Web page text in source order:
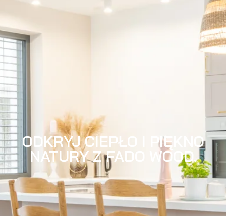
ODKRYJ CIEPŁO I PIĘKNO
NATURY Z FADO WOOD.